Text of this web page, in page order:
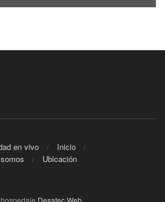
en vivo
Inicio
Ubicación
Desatec Web